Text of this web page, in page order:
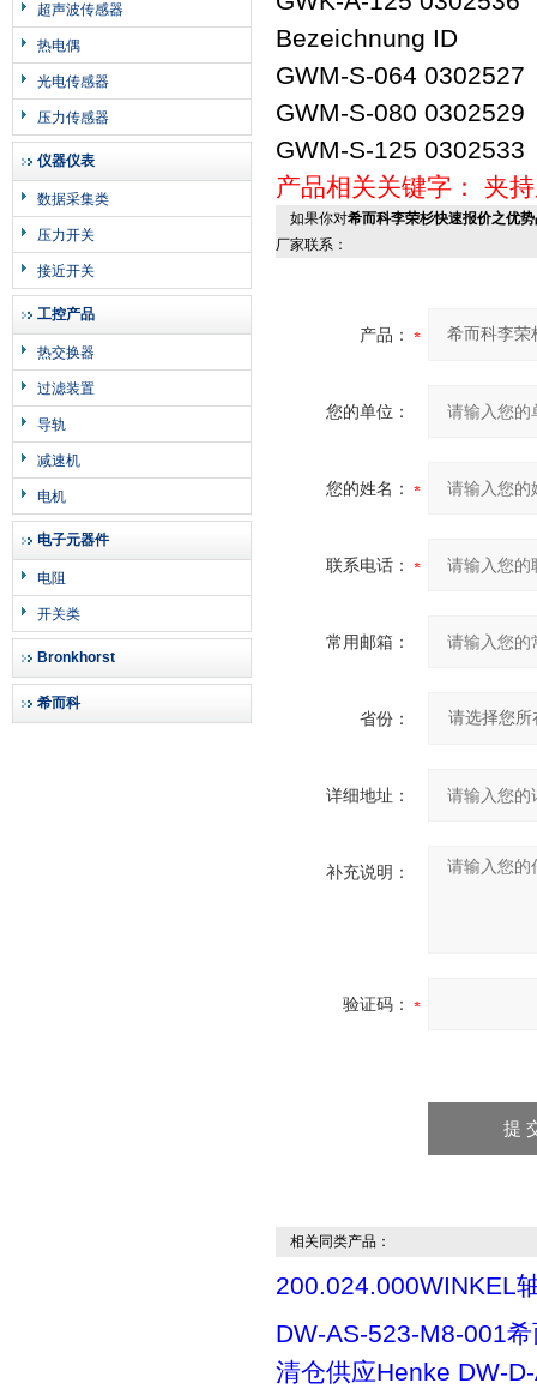
超声波传感器
热电偶
光电传感器
压力传感器
仪器仪表
数据采集类
压力开关
接近开关
工控产品
热交换器
过滤装置
导轨
减速机
电机
电子元器件
电阻
开关类
Bronkhorst
希而科
Bezeichnung ID
GWM-S-064 0302527
GWM-S-080 0302529
GWM-S-125 0302533
产品相关关键字： 夹
如果你对希而科李荣杉快速报价之优
厂家联系：
产品：
您的单位：
您的姓名：
联系电话：
常用邮箱：
省份：
详细地址：
补充说明：
验证码：
相关同类产品：
200.024.000WINKEL
DW-AS-523-M8-001
清仓供应Henke DW-